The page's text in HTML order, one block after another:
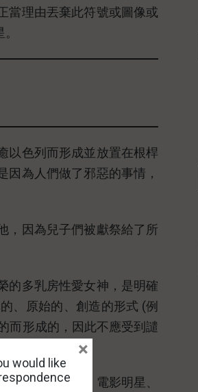
當理由丟棄此符號或圖像或
以色列而形成並放置在根桿
為人們做了邪惡的事情，
，因為兒子們被獻祭給了所
的多乳房性愛女神，是明確
、原始的、創造的形式 (例
而形成的，因此不應受到譴
家具、圖像、電影明星、
would like
×